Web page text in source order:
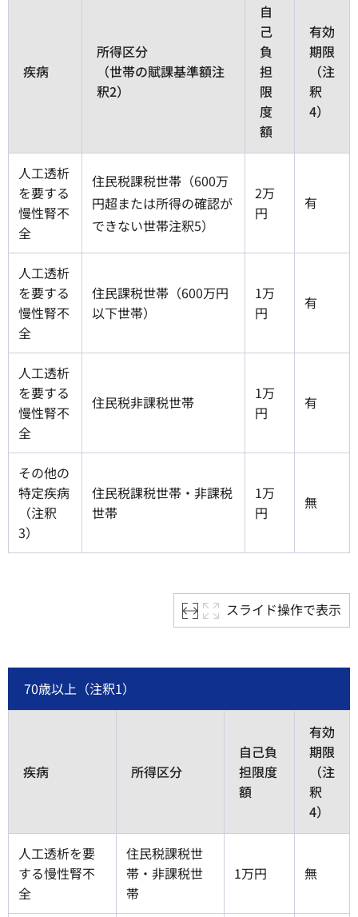
疾病
所得区分
（世帯の賦課基準額注
釈2）
自
己
負
担
限
度
額
有効
期限
（注
釈
4）
人工透析
を要する
慢性腎不
全
住民税課税世帯（600万
円超または所得の確認が
できない世帯注釈5）
2万
円
有
人工透析
を要する
慢性腎不
全
住民課税世帯（600万円
以下世帯）
1万
円
有
人工透析
を要する
慢性腎不
全
住民税非課税世帯
1万
円
有
その他の
特定疾病
（注釈
3）
住民税課税世帯・非課税
世帯
1万
円
無
スライド操作で表示
70歳以上（注釈1）
疾病 所得区分
自己負
担限度
額
有効
期限
（注
釈
4）
人工透析を要
する慢性腎不
全
住民税課税世
帯・非課税世
帯
1万円 無